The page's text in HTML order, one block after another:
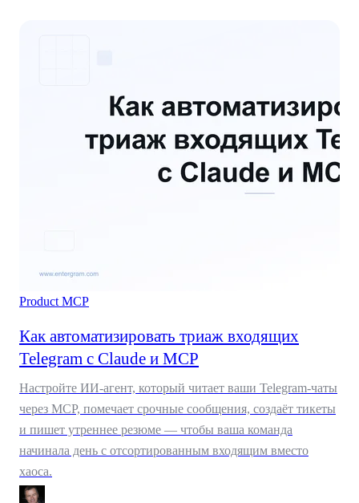
Product MCP
Как автоматизировать триаж входящих
Telegram с Claude и MCP
Настройте ИИ-агент, который читает ваши Telegram-чаты
через MCP, помечает срочные сообщения, создаёт тикеты
и пишет утреннее резюме — чтобы ваша команда
начинала день с отсортированным входящим вместо
хаоса.